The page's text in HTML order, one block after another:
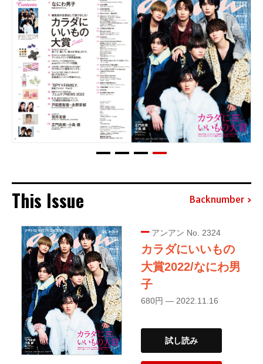
This Issue Backnumber
アンアン No. 2324
カラダにいいもの
大賞2022/なにわ男
子
680円 — 2022.11.16
試し読み